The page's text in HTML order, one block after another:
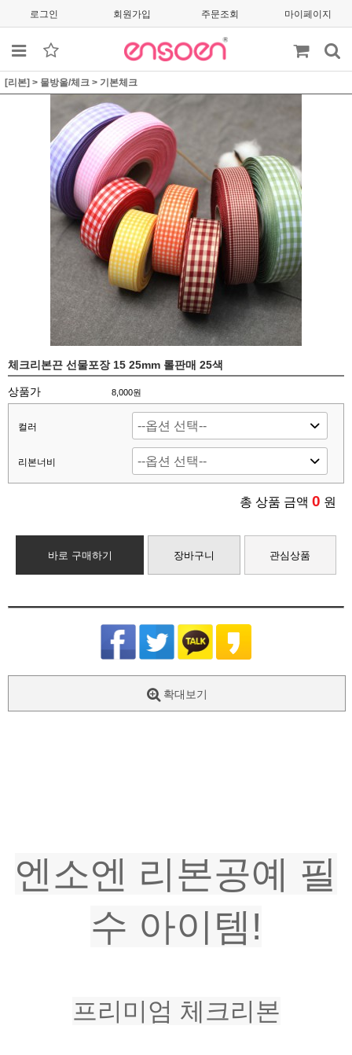
로그인 회원가입 주문조회 마이페이지
[리본] > 물방울/체크 > 기본체크
체크리본끈 선물포장 15 25mm 롤판매 25색
상품가 8,000원
컬러
리본너비
총 상품 금액 0 원
바로 구매하기 장바구니 관심상품
확대보기
엔소엔 리본공예 필
수 아이템!
프리미엄 체크리본